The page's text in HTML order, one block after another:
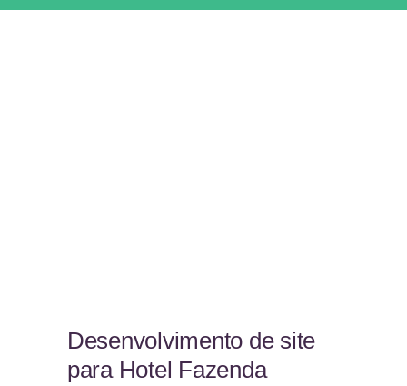
Desenvolvimento de site
para Hotel Fazenda